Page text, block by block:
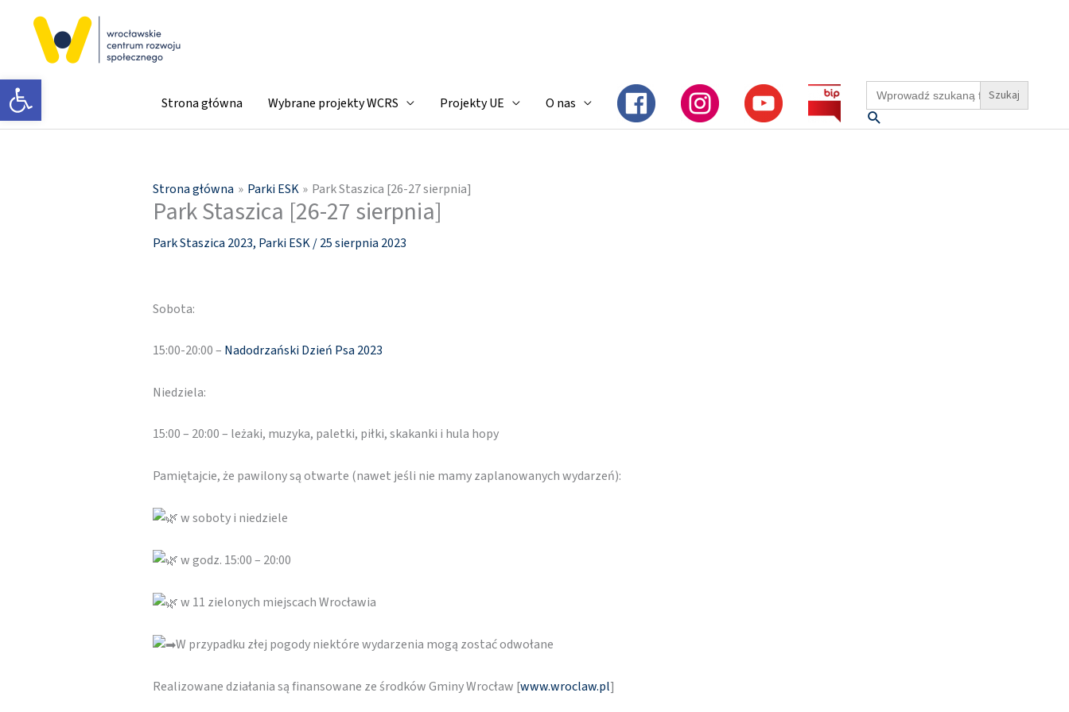
Otwórz pasek narzędzi Strona główna Wybrane projekty WCRS Projekty UE O nas
Search
for:
Szukaj
Strona główna Parki ESK Park Staszica [26-27 sierpnia]
Park Staszica [26-27 sierpnia]
Park Staszica 2023, Parki ESK/25 sierpnia 2023
Sobota:
15:00-20:00 – Nadodrzański Dzień Psa 2023
Niedziela:
15:00 – 20:00 – leżaki, muzyka, paletki, piłki, skakanki i hula hopy
Pamiętajcie, że pawilony są otwarte (nawet jeśli nie mamy zaplanowanych wydarzeń):
w soboty i niedziele
w godz. 15:00 – 20:00
w 11 zielonych miejscach Wrocławia
W przypadku złej pogody niektóre wydarzenia mogą zostać odwołane
Realizowane działania są finansowane ze środków Gminy Wrocław [www.wroclaw.pl]